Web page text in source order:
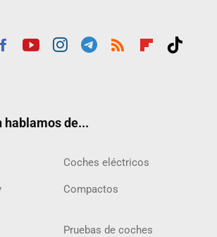
hablamos de...
Coches eléctricos
Compactos
Pruebas de coches